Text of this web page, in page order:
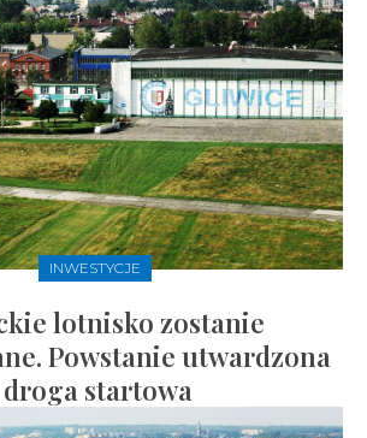
INWESTYCJE
lotnisko zostanie
Powstanie utwardzona
droga startowa